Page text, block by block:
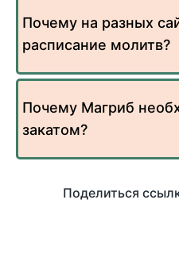
Почему на разных
расписание молитв?
Почему Магриб
закатом?
Поделиться